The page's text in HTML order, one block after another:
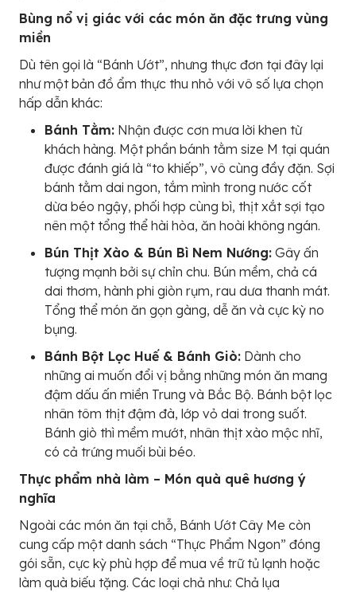
Bùng nổ vị giác với các món ăn đặc trưng vùng
miền
Dù tên gọi là “Bánh Ướt”, nhưng thực đơn tại đây lại
như một bản đồ ẩm thực thu nhỏ với vô số lựa chọn
hấp dẫn khác:
Bánh Tằm: Nhận được cơn mưa lời khen từ
khách hàng. Một phần bánh tằm size M tại quán
được đánh giá là “to khiếp”, vô cùng đầy đặn. Sợi
bánh tằm dai ngon, tắm mình trong nước cốt
dừa béo ngậy, phối hợp cùng bì, thịt xắt sợi tạo
nên một tổng thể hài hòa, ăn hoài không ngán.
Bún Thịt Xào & Bún Bì Nem Nướng: Gây ấn
tượng mạnh bởi sự chỉn chu. Bún mềm, chả cá
dai thơm, hành phi giòn rụm, rau dưa thanh mát.
Tổng thể món ăn gọn gàng, dễ ăn và cực kỳ no
bụng.
Bánh Bột Lọc Huế & Bánh Giò: Dành cho
những ai muốn đổi vị bằng những món ăn mang
đậm dấu ấn miền Trung và Bắc Bộ. Bánh bột lọc
nhân tôm thịt đậm đà, lớp vỏ dai trong suốt.
Bánh giò thì mềm mướt, nhân thịt xào mộc nhĩ,
có cả trứng muối bùi béo.
Thực phẩm nhà làm – Món quà quê hương ý
nghĩa
Ngoài các món ăn tại chỗ, Bánh Ướt Cây Me còn
cung cấp một danh sách “Thực Phẩm Ngon” đóng
gói sẵn, cực kỳ phù hợp để mua về trữ tủ lạnh hoặc
làm quà biếu tặng. Các loại chả như: Chả lụa